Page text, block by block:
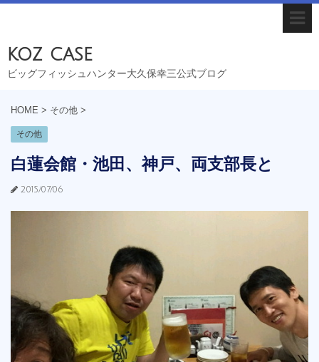
koz case
ビッグフィッシュハンター大久保幸三公式ブログ
HOME > その他 >
その他
白蓮会館・池田、神戸、両支部長と
2015/07/06